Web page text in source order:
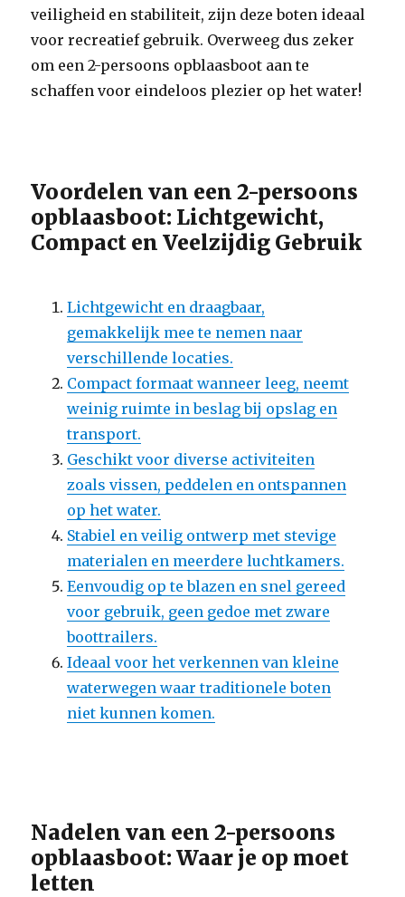
veiligheid en stabiliteit, zijn deze boten ideaal
voor recreatief gebruik. Overweeg dus zeker
om een 2-persoons opblaasboot aan te
schaffen voor eindeloos plezier op het water!
Voordelen van een 2-persoons
opblaasboot: Lichtgewicht,
Compact en Veelzijdig Gebruik
Lichtgewicht en draagbaar,
gemakkelijk mee te nemen naar
verschillende locaties.
Compact formaat wanneer leeg, neemt
weinig ruimte in beslag bij opslag en
transport.
Geschikt voor diverse activiteiten
zoals vissen, peddelen en ontspannen
op het water.
Stabiel en veilig ontwerp met stevige
materialen en meerdere luchtkamers.
Eenvoudig op te blazen en snel gereed
voor gebruik, geen gedoe met zware
boottrailers.
Ideaal voor het verkennen van kleine
waterwegen waar traditionele boten
niet kunnen komen.
Nadelen van een 2-persoons
opblaasboot: Waar je op moet
letten